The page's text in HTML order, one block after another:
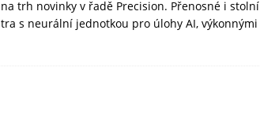
trh novinky v řadě Precision. Přenosné i stolní
s neurální jednotkou pro úlohy AI, výkonnými